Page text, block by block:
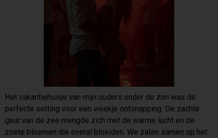
Het vakantiehuisje van mijn ouders onder de zon was de
perfecte setting voor een weekje ontsnapping. De zachte
geur van de zee mengde zich met de warme lucht en de
zoete bloemen die overal bloeiden. We zaten samen op het